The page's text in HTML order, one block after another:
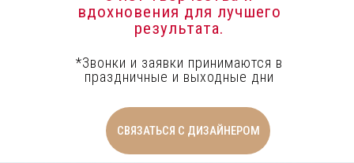
СВЯЗАТЬСЯ С ДИЗАЙНЕРОМ
*Звонки и заявки принимаются в
праздничные и выходные дни
вдохновения для лучшего
результата.